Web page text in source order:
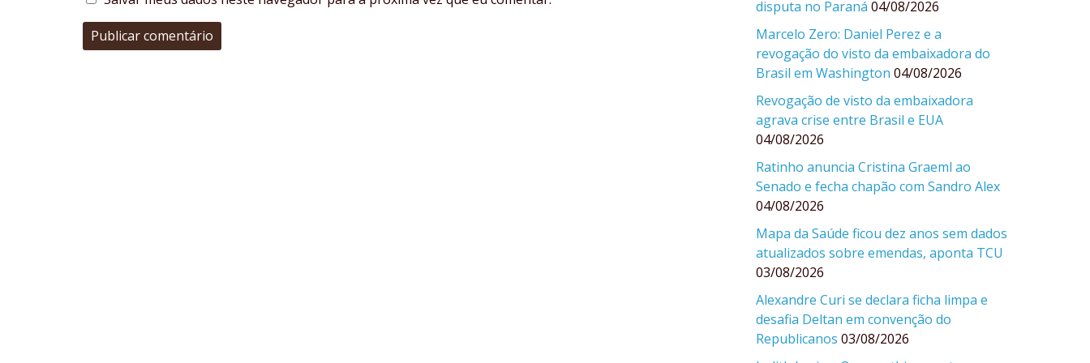
disputa no Paraná 04/08/2026
Marcelo Zero: Daniel Perez e a
revogação do visto da embaixadora do
Brasil em Washington 04/08/2026
Revogação de visto da embaixadora
agrava crise entre Brasil e EUA
04/08/2026
Ratinho anuncia Cristina Graeml ao
Senado e fecha chapão com Sandro Alex
04/08/2026
Mapa da Saúde ficou dez anos sem dados
atualizados sobre emendas, aponta TCU
03/08/2026
Alexandre Curi se declara ficha limpa e
desafia Deltan em convenção do
Republicanos 03/08/2026